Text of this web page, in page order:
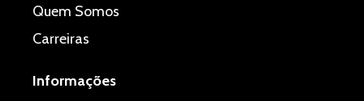
Quem Somos
Carreiras
Informações